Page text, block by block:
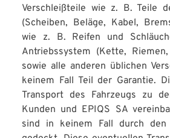
Verschleißteile wie z. B. Teile
(Scheiben, Beläge, Kabel,
wie z. B. Reifen und
Antriebssystem (Kette,
sowie alle anderen üblichen
keinem Fall Teil der Garantie.
Transport des Fahrzeugs zu
Kunden und EPIQS SA
sind in keinem Fall durch den